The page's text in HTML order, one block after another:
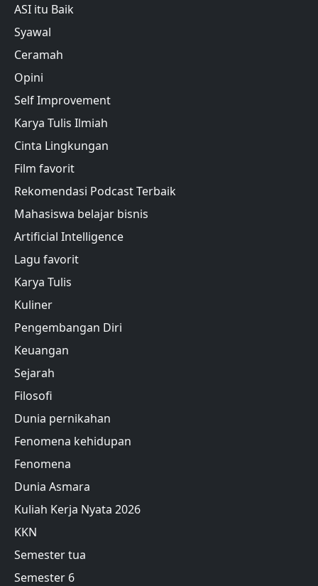
ASI itu Baik
Syawal
Ceramah
Opini
Self Improvement
Karya Tulis Ilmiah
Cinta Lingkungan
Film favorit
Rekomendasi Podcast Terbaik
Mahasiswa belajar bisnis
Artificial Intelligence
Lagu favorit
Karya Tulis
Kuliner
Pengembangan Diri
Keuangan
Sejarah
Filosofi
Dunia pernikahan
Fenomena kehidupan
Fenomena
Dunia Asmara
Kuliah Kerja Nyata 2026
KKN
Semester tua
Semester 6